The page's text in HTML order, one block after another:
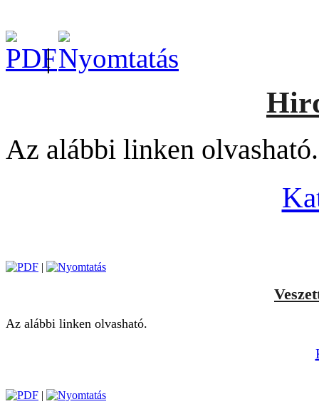
|
Az alábbi linken olvasható.
|
Az alábbi linken olvasható.
|